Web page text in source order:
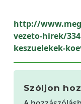
http://
vezeto-hirek/
keszuelekek-
Szóljon